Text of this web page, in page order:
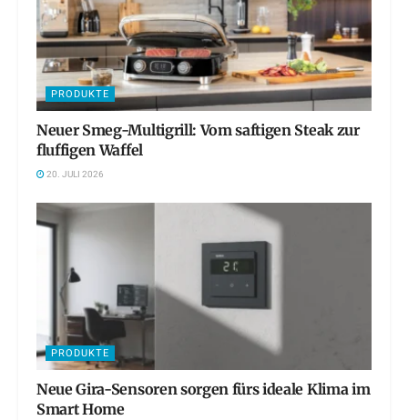
PRODUKTE
Neuer Smeg-Multigrill: Vom saftigen Steak zur
fluffigen Waffel
20. JULI 2026
PRODUKTE
Neue Gira-Sensoren sorgen fürs ideale Klima im
Smart Home